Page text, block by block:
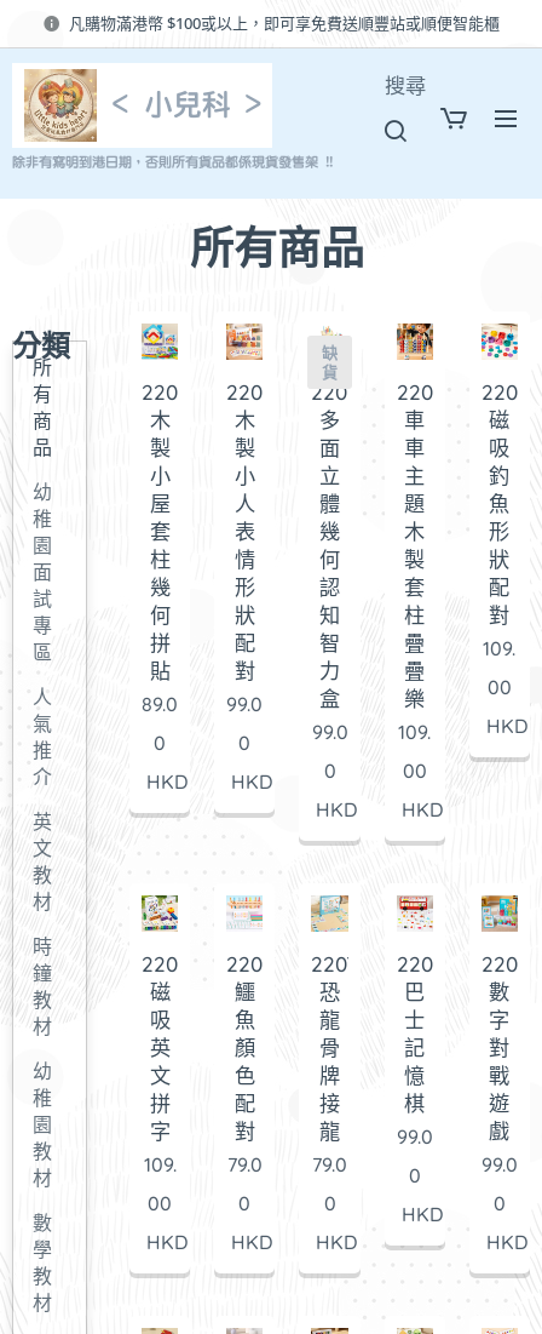
凡購物滿港幣 $100或以上，即可享免費送順豐站或順便智能櫃
< 小兒科 >
除非有寫明到港日期，否則所有貨品都係現貨發售架 !!
搜尋
所有商品
分類
所
有
商
品
幼
稚
園
面
試
專
區
人
氣
推
介
英
文
教
材
時
鐘
教
材
幼
稚
園
教
材
數
學
教
材
220800
木
製
小
屋
套
柱
幾
何
拼
貼
89.0
0
HKD
220799
木
製
小
人
表
情
形
狀
配
對
99.0
0
HKD
220798
多
面
立
體
幾
何
認
知
智
力
盒
缺
貨
99.0
0
HKD
220797
車
車
主
題
木
製
套
柱
疊
疊
樂
109.
00
HKD
磁
吸
釣
魚
形
狀
配
對
109.
00
HKD
220795
磁
吸
英
文
拼
字
109.
00
HKD
220794
鱷
魚
顏
色
配
對
79.0
0
HKD
220793
恐
龍
骨
牌
接
龍
79.0
0
HKD
220792
巴
士
記
憶
棋
99.0
0
HKD
數
字
對
戰
遊
戲
99.0
0
HKD